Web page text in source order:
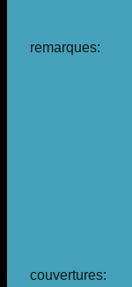
remarques:
couvertures: